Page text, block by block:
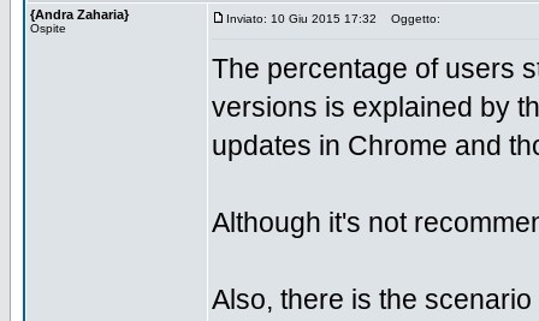
{Andra Zaharia}
Ospite
Inviato: 10 Giu 2015 17:32 Oggetto:
The percentage of users
versions is explained by
updates in Chrome and
Although it's not
Also, there is the